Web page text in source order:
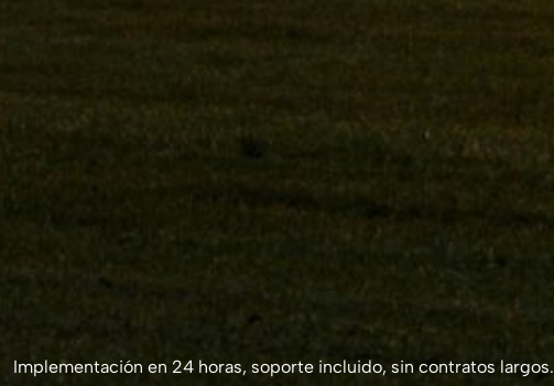
Implementación en 24 horas, soporte incluido, sin contratos largos.